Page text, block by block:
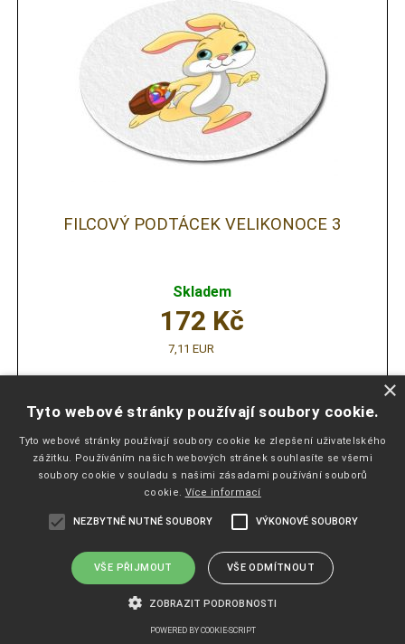
FILCOVÝ PODTÁCEK VELIKONOCE 3
Skladem
varianty
172 Kč
7,11 EUR
×
Tyto webové stránky používají soubory cookie.
Tyto webové stránky používají soubory cookie ke zlepšení uživatelského
zážitku. Používáním našich webových stránek souhlasíte se všemi
soubory cookie v souladu s našimi zásadami používání souborů
cookie. Více informací
NEZBYTNĚ NUTNÉ SOUBORY VÝKONOVÉ SOUBORY
VŠE PŘIJMOUT VŠE ODMÍTNOUT
ZOBRAZIT PODROBNOSTI
POWERED BY COOKIE-SCRIPT